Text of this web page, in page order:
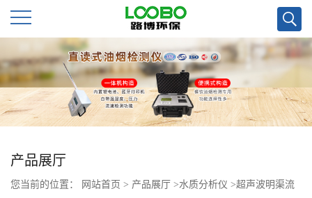
公
司
首
页
公
产品展厅
您当前的位置： 网站首页 > 产品展厅 >水质分析仪 >超声波明渠流